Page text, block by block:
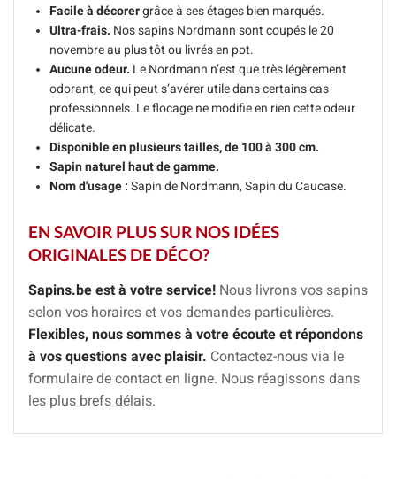
Facile à décorergrâce à ses étages bien marqués.
Ultra-frais. Nos sapins Nordmann sont coupés le 20
novembre au plus tôt ou livrés en pot.
Aucune odeur. Le Nordmann n’est que très légèrement
odorant, ce qui peut s’avérer utile dans certains cas
professionnels. Le flocage ne modifie en rien cette odeur
délicate.
Disponible en plusieurs tailles, de 100 à 300 cm.
Sapin naturel haut de gamme.
Nom d'usage : Sapin de Nordmann, Sapin du Caucase.
EN SAVOIR PLUS SUR NOS IDÉES
ORIGINALES DE DÉCO?
Sapins.be est à votre service! Nous livrons vos sapins
selon vos horaires et vos demandes particulières.
Flexibles, nous sommes à votre écoute et répondons
à vos questions avec plaisir. Contactez-nous via le
formulaire de contact en ligne. Nous réagissons dans
les plus brefs délais.